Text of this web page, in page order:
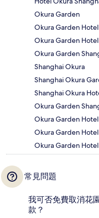
Okura Garden
Okura Garden Hotel
Okura Garden
Okura Garden
Shanghai Okura
Shanghai Okura
Shanghai Okura
Okura Garden
Okura Garden
Okura Garden
Okura Garden
常見問題
我可否免費取消花
款？